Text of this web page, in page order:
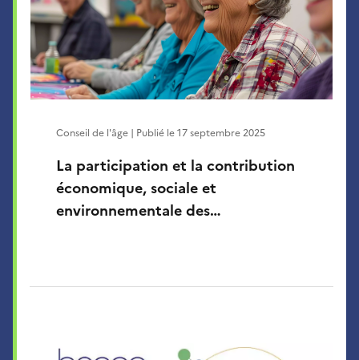
La participation et la contribution
économique, sociale et
environnementale des…
Conseil de l'âge | Publié le17 septembre 2025